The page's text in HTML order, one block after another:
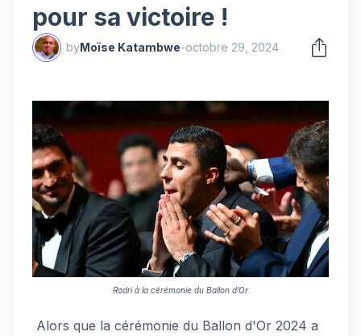
pour sa victoire !
byMoïse Katambwe-octobre 29, 2024
Rodri à la cérémonie du Ballon d’Or
Alors que la cérémonie du Ballon d'Or 2024 a